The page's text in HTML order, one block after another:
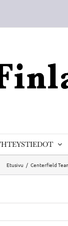
Etusivu Centerfield